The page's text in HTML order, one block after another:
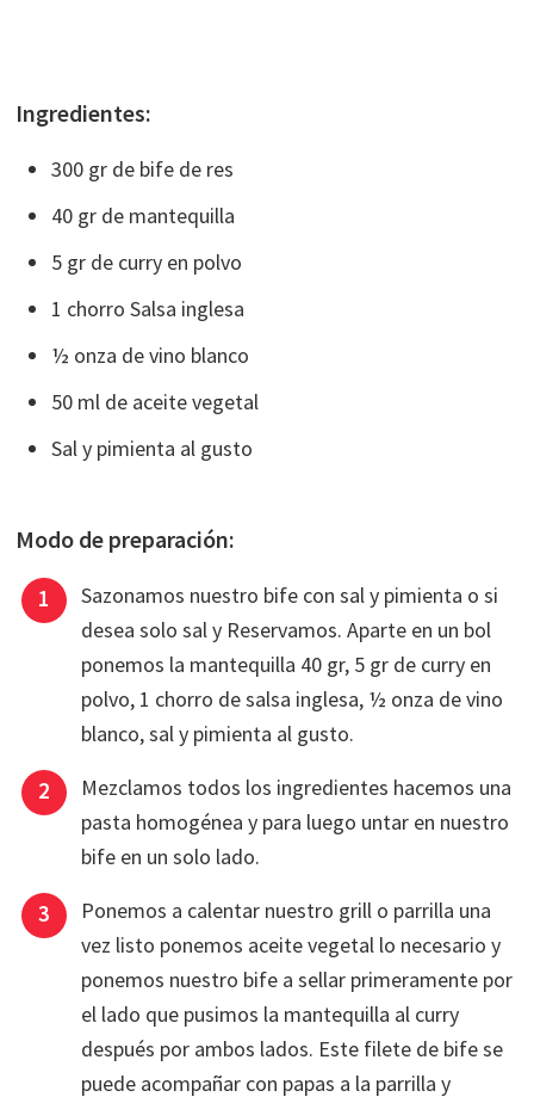
Ingredientes:
300 gr de bife de res
40 gr de mantequilla
5 gr de curry en polvo
1 chorro Salsa inglesa
½ onza de vino blanco
50 ml de aceite vegetal
Sal y pimienta al gusto
Modo de preparación:
Sazonamos nuestro bife con sal y pimienta o si
desea solo sal y Reservamos. Aparte en un bol
ponemos la mantequilla 40 gr, 5 gr de curry en
polvo, 1 chorro de salsa inglesa, ½ onza de vino
blanco, sal y pimienta al gusto.
Mezclamos todos los ingredientes hacemos una
pasta homogénea y para luego untar en nuestro
bife en un solo lado.
Ponemos a calentar nuestro grill o parrilla una
vez listo ponemos aceite vegetal lo necesario y
ponemos nuestro bife a sellar primeramente por
el lado que pusimos la mantequilla al curry
después por ambos lados. Este filete de bife se
puede acompañar con papas a la parrilla y